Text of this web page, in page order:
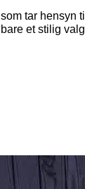
tar hensyn
et stilig